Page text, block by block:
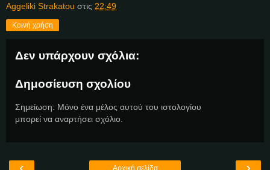
Aggeliki Strakatou στις 22:49
Κοινή χρήση
Δεν υπάρχουν σχόλια:
Δημοσίευση σχολίου
Σημείωση: Μόνο ένα μέλος αυτού του ιστολογίου
μπορεί να αναρτήσει σχόλιο.